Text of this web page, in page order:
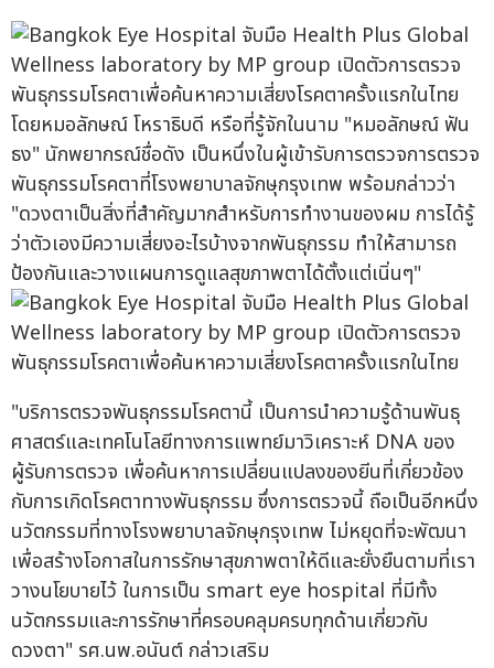
โดยหมอลักษณ์ โหราธิบดี หรือที่รู้จักในนาม "หมอลักษณ์ ฟัน
ธง" นักพยากรณ์ชื่อดัง เป็นหนึ่งในผู้เข้ารับการตรวจการตรวจ
พันธุกรรมโรคตาที่โรงพยาบาลจักษุกรุงเทพ พร้อมกล่าวว่า
"ดวงตาเป็นสิ่งที่สำคัญมากสำหรับการทำงานของผม การได้รู้
ว่าตัวเองมีความเสี่ยงอะไรบ้างจากพันธุกรรม ทำให้สามารถ
ป้องกันและวางแผนการดูแลสุขภาพตาได้ตั้งแต่เนิ่นๆ"
"บริการตรวจพันธุกรรมโรคตานี้ เป็นการนำความรู้ด้านพันธุ
ศาสตร์และเทคโนโลยีทางการแพทย์มาวิเคราะห์ DNA ของ
ผู้รับการตรวจ เพื่อค้นหาการเปลี่ยนแปลงของยีนที่เกี่ยวข้อง
กับการเกิดโรคตาทางพันธุกรรม ซึ่งการตรวจนี้ ถือเป็นอีกหนึ่ง
นวัตกรรมที่ทางโรงพยาบาลจักษุกรุงเทพ ไม่หยุดที่จะพัฒนา
เพื่อสร้างโอกาสในการรักษาสุขภาพตาให้ดีและยั่งยืนตามที่เรา
วางนโยบายไว้ ในการเป็น smart eye hospital ที่มีทั้ง
นวัตกรรมและการรักษาที่ครอบคลุมครบทุกด้านเกี่ยวกับ
ดวงตา" รศ.นพ.อนันต์ กล่าวเสริม